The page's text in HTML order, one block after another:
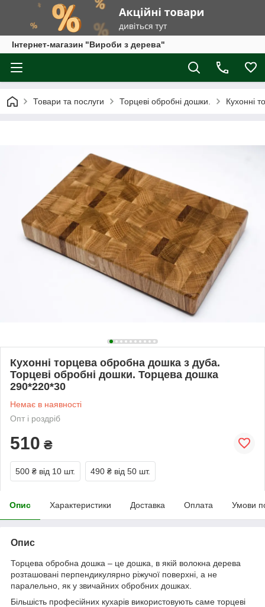
Інтернет-магазин "Вироби з дерева"
Товари та послуги Торцеві обробні дошки. Кухонні
Кухонні торцева обробна дошка з дуба.
Торцеві обробні дошки. Торцева дошка
290*220*30
Немає в наявності
Опт і роздріб
510 ₴
500 ₴ від 10 шт. 490 ₴ від 50 шт.
Опис Характеристики Доставка Оплата Умови
Опис
Торцева обробна дошка – це дошка, в якій волокна дерева
розташовані перпендикулярно ріжучої поверхні, а не
паралельно, як у звичайних обробних дошках.
Більшість професійних кухарів використовують саме торцеві